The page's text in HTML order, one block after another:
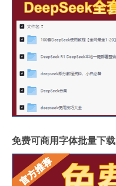
免费可商用字体批量下载